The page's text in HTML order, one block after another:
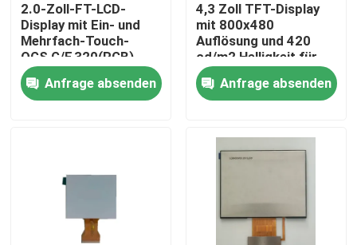
Produkte
2.0-Zoll-FT-LCD-
Display mit Ein- und
Mehrfach-Touch-
OGS,G/F,320(RGB)
*240 Auflösung, RGB
6bit-Schnittstelle,
Fahr-IC ILI9342c
Anfrage absenden
4,3 Zoll TFT-Display
mit 800x480
Auflösung und 420
cd/m2 Helligkeit für
industrielle Steuerung
Anfrage absenden